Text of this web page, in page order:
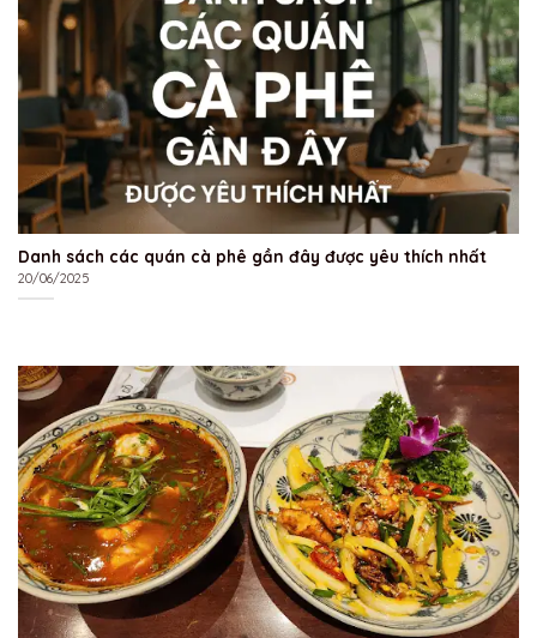
Danh sách các quán cà phê gần đây được yêu thích nhất
20/06/2025